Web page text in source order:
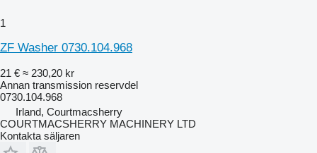
1
ZF Washer 0730.104.968
21 € ≈ 230,20 kr
Annan transmission reservdel
0730.104.968
Irland, Courtmacsherry
COURTMACSHERRY MACHINERY LTD
Kontakta säljaren